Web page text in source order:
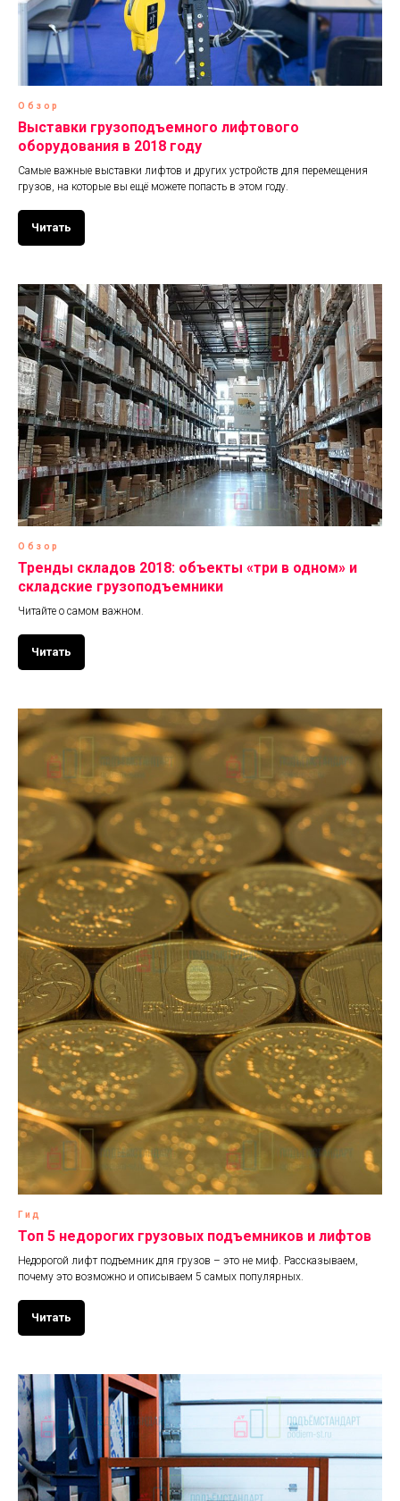
Обзор
Выставки грузоподъемного лифтового
оборудования в 2018 году
Самые важные выставки лифтов и других устройств для перемещения
грузов, на которые вы ещё можете попасть в этом году.
Читать
Обзор
Тренды складов 2018: объекты «три в одном» и
складские грузоподъемники
Читайте о самом важном.
Читать
Гид
Топ 5 недорогих грузовых подъемников и лифтов
Недорогой лифт подъемник для грузов – это не миф. Рассказываем,
почему это возможно и описываем 5 самых популярных.
Читать